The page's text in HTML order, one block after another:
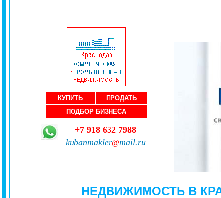
КУПИТЬ
ПРОДАТЬ
ПОДБОР БИЗНЕСА
+7 918 632 7988
kubanmakler@mail.ru
НЕДВИЖИМОСТЬ В